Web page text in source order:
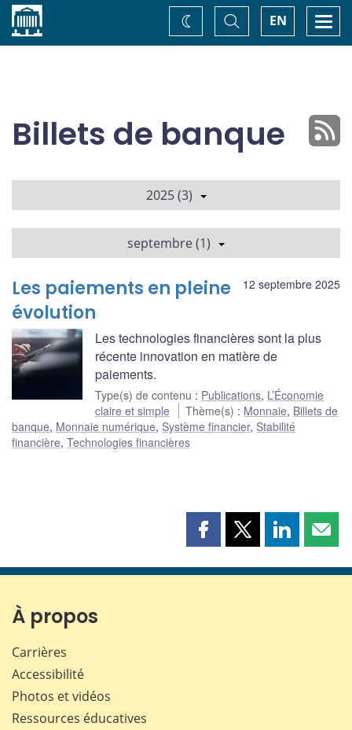
Accueil EN
Basculer
la
recherche
Changez
de
Billets de banque
2025 (3)
septembre (1)
12 septembre 2025
Les paiements en pleine
évolution
Les technologies financières sont la plus
récente innovation en matière de
paiements.
Type(s) de contenu : Publications, L’Économie
claire et simple
Thème(s) : Monnaie, Billets de
banque, Monnaie numérique, Système financier, Stabilité
financière, Technologies financières
Partager
page
Partager
page
Partager
page page
À propos
Carrières
Accessibilité
Photos et vidéos
Ressources éducatives